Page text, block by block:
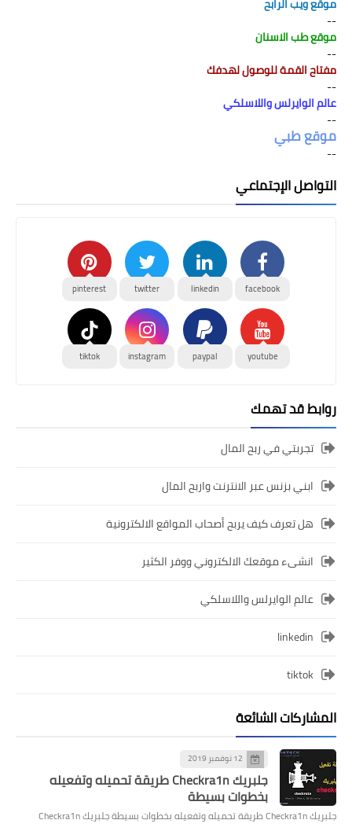
--
موقع طب الاسنان
--
مفتاح القمة للوصول لهدفك
--
عالم الوايرلس واللاسلكي
--
موقع طبي
--
التواصل الإجتماعي
facebook
linkedin
twitter
pinterest
youtube
paypal
instagram
tiktok
روابط قد تهمك
تجربتي في ربح المال
ابني بزنس عبر الانترنت واربح المال
هل تعرف كيف يربح أصحاب المواقع الالكترونية
انشىء موقعك الالكتروني ووفر الكثير
عالم الوايرلس واللاسلكي
linkedin
tiktok
المشاركات الشائعة
12 نوفمبر 2019
جلبريك Checkra1n طريقة تحميله وتفعيله
بخطوات بسيطة
جلبريك Checkra1n طريقة تحميله وتفعيله بخطوات بسيطة جلبريك Checkra1n